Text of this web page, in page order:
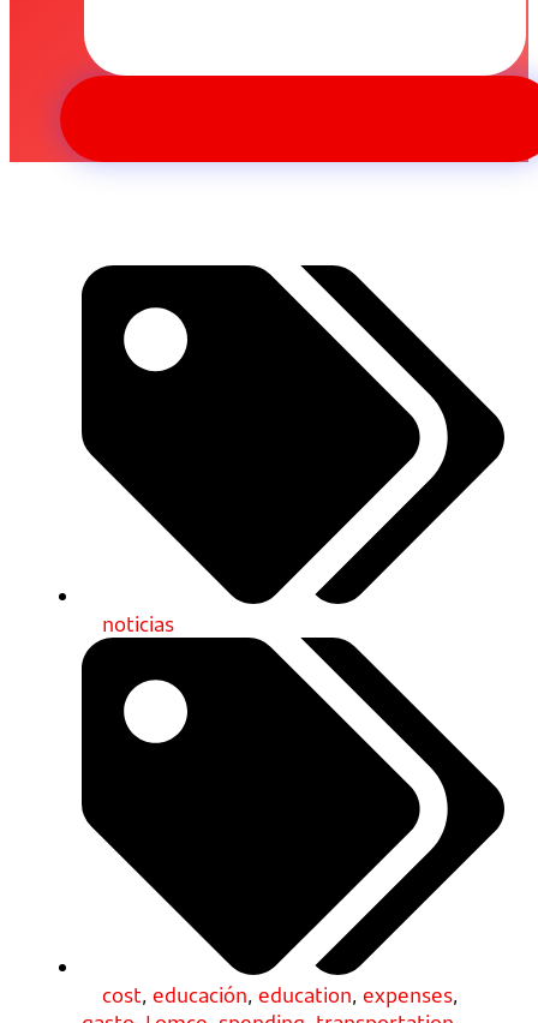
noticias
cost, educación, education, expenses,